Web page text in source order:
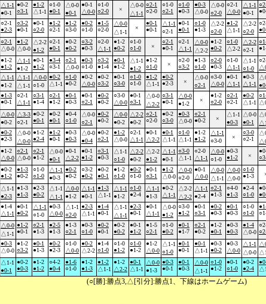
△1-1
●0-1
●0-2
○3-1
●1-2
△1-1
○1-0
●0-1
△0-0
●0-1
●0-1
△0-0
○1-0
○2-0
×
△0-0
△1-1
○2-1
○2-0
○1-0
○2-1
○1-0
●0-3
●0-3
△0-0
△0-0
○2-0
○2-1
△0-0
△1-1
●0-1
○2-1
●2-3
○3-2
●0-1
●0-1
○2-0
●1-2
○2-1
●1-2
○3-0
●0-2
○1-0
●1-5
○2-0
△0-0
△1-1
×
●0-1
●0-1
△1-1
○2-1
●0-1
●0-1
○1-0
●1-3
△2-2
○2-0
●1-2
△1-1
△2-2
○2-0
○2-1
△0-0
●1-2
△0-0
△2-2
●1-2
○2-1
●0-1
●0-2
●0-2
○3-2
●0-3
○2-0
△1-1
●1-2
●0-2
○1-0
○1-0
×
○2-1
●0-1
○2-1
△1-1
△0-0
△2-2
●1-2
●0-2
○1-0
△2-2
△2-2
○2-1
●1-2
●1-2
△1-1
●1-2
●0-1
●1-2
●3-4
○3-1
○2-1
△0-0
●0-3
○1-0
○3-2
●1-4
●0-1
●1-2
△1-1
●1-2
●1-2
○1-0
×
○2-0
○3-2
●1-3
○1-0
○2-0
●0-3
○1-0
△1-1
△1-1
○1-0
△1-1
●1-2
△1-1
△1-1
△0-0
○1-0
●0-2
△1-1
○1-0
●0-2
●0-2
△0-0
●0-2
○3-2
●0-1
○3-0
○1-0
○1-0
●1-2
△1-1
●0-2
●2-3
×
△0-0
○2-1
○3-0
△0-0
●0-1
△1-1
●0-3
△1-1
●1-3
●0-1
○2-1
△1-1
○3-1
●1-4
○2-1
●1-2
●0-1
●0-3
●0-1
○2-1
●0-2
●0-2
○3-0
△0-0
●0-1
○3-1
△0-0
△2-2
○3-1
●0-1
△0-0
●1-2
×
●1-2
○2-0
○2-1
○2-1
●0-2
△1-1
△0-0
●0-2
△3-3
○2-1
●0-2
●0-1
●0-2
●0-1
●0-4
○1-0
△0-0
○2-1
●0-2
●0-2
△0-0
●0-2
△2-2
●0-2
○2-1
○2-0
●0-2
○3-0
●0-3
△0-0
○2-1
●0-2
×
△1-1
●0-3
△0-0
●0-1
●0-2
●2-3
△0-0
△0-0
●1-2
●2-4
●1-2
●0-1
●0-3
●0-3
△0-0
●0-4
●0-2
○2-1
●1-2
△0-0
○2-1
△1-1
●0-1
△2-2
●0-1
△1-1
○1-0
△1-1
●1-2
●1-2
△1-1
○3-0
×
○3-0
○2-1
●1-2
△0-0
○2-1
△0-0
○2-1
●1-2
△0-0
●0-1
●0-1
△2-2
●0-1
●1-2
○3-1
●0-3
△1-1
○1-0
△2-2
●0-2
△2-2
●1-2
△1-1
●0-1
○3-0
△1-1
○2-0
△1-1
△0-0
○1-0
●0-3
●1-2
×
●0-2
●1-2
●1-3
●0-2
○1-0
○1-0
△1-1
●0-3
●0-2
●0-2
○3-2
●0-2
●0-2
●0-1
●1-2
○1-0
●0-2
○1-0
●0-1
○3-1
●1-2
△0-0
△0-0
○2-0
●0-1
△0-0
△0-0
△1-1
△0-0
△0-0
○1-0
●1-3
△1-1
●2-3
●1-3
●1-3
●2-3
●0-2
△1-1
△1-1
△0-0
●1-2
△1-1
●0-1
●1-3
△1-1
△1-1
●1-2
○1-0
●2-4
△1-1
●1-3
●0-2
△1-1
△2-2
△2-2
△1-1
●2-4
○2-1
●1-3
○4-0
●1-3
●2-4
○1-0
●1-4
△1-1
●0-1
●0-2
△1-1
○1-0
●0-3
△0-0
△1-1
○2-0
●2-3
△1-1
●1-4
●0-1
△1-1
△1-1
●2-3
●0-1
●0-1
△1-1
△0-0
●1-2
○3-0
●1-2
●0-1
○3-1
●0-2
●0-3
●0-1
●0-3
○1-0
○1-0
△0-0
△1-1
●1-2
●0-1
○2-1
●1-3
●2-5
●1-3
●1-3
○2-1
●0-3
○1-0
●0-2
●0-1
●0-2
●0-2
●0-1
●1-2
●1-5
○2-1
○1-0
●0-2
●0-1
●1-7
○2-1
●0-2
●1-2
●0-1
●0-3
●0-3
●1-4
△0-0
●0-3
△0-0
●1-2
○3-2
●0-1
●1-3
●0-2
●2-3
○1-0
△0-0
●0-2
△2-2
●1-4
○1-0
○1-0
●1-2
○1-0
●1-2
●1-2
△0-0
△1-1
○1-0
●0-1
●0-1
●0-1
△1-1
●0-3
●0-2
●0-3
△0-0
△1-1
△0-0
△1-1
●0-1
●0-2
●0-3
●1-2
●1-2
○4-2
●0-4
●1-6
○1-0
●1-2
●1-3
●1-2
△1-1
●1-2
△2-2
●0-1
△1-1
△0-0
●1-3
●0-3
●0-1
●0-1
●0-3
△0-0
△1-1
○1-0
●1-2
●0-1
○1-0
●0-2
●2-4
(○[勝]:勝点3,△[引分]:勝点1、下線はホームゲーム)